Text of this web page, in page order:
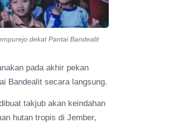
dekat Pantai Bandealit
pada akhir pekan
Bandealit secara langsung.
takjub akan keindahan
hutan tropis di Jember,